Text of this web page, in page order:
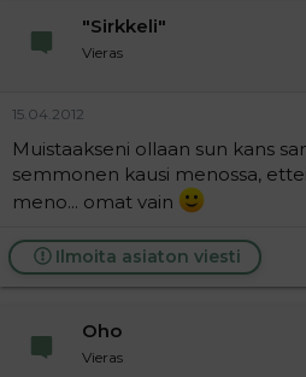
"Sirkkeli"
Vieras
15.04.2012
Muistaakseni ollaan sun kans
semmonen kausi menossa,
meno... omat vain
Ilmoita asiaton viesti
Oho
Vieras